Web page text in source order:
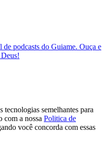
podcasts do Guiame. Ouça e
tecnologias semelhantes para
com a nossa Politica de
você concorda com essas